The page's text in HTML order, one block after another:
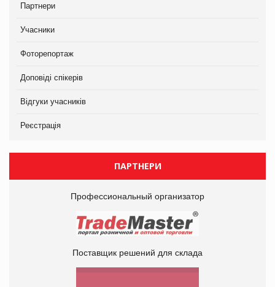
Партнери
Учасники
Фоторепортаж
Доповіді спікерів
Відгуки учасників
Реєстрація
ПАРТНЕРИ
Профессиональный организатор
Поставщик решений для склада